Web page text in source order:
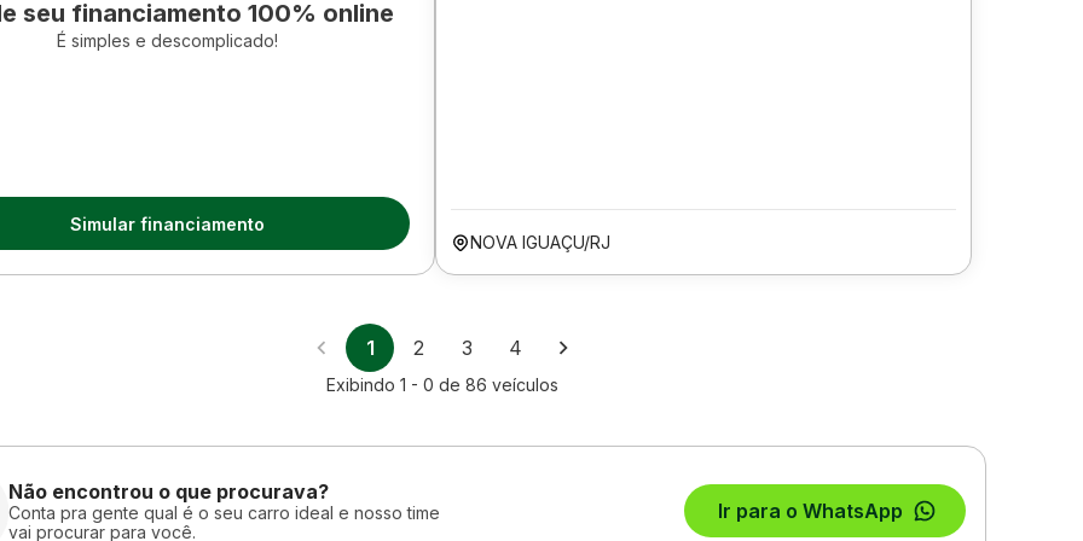
seu financiamento 100% online
É simples e descomplicado!
Simular financiamento
NOVA IGUAÇU/RJ
1 2 3 4
Exibindo 1 - 0 de 86 veículos
Não encontrou o que procurava?
Conta pra gente qual é o seu carro ideal e nosso time
vai procurar para você.
Ir para o WhatsApp